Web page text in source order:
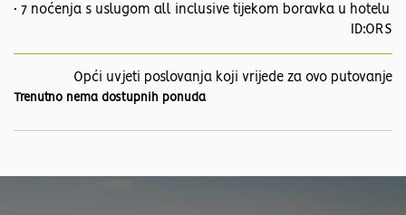
• 7 noćenja s uslugom all inclusive tijekom boravka u hotelu
ID:ORS
Opći uvjeti poslovanja koji vrijede za ovo putovanje
Trenutno nema dostupnih ponuda